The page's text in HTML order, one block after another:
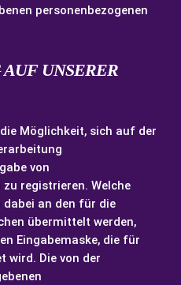
personenbezogenen
UNSERER
Möglichkeit, sich auf der
von
registrieren. Welche
dabei an den für die
übermittelt werden,
Eingabemaske, die für
wird. Die von der